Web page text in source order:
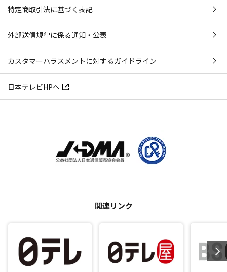
特定商取引法に基づく表記
外部送信規律に係る通知・公表
カスタマーハラスメントに対するガイドライン
日本テレビHPへ
関連リンク